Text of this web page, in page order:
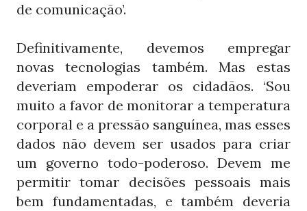
de comunicação’.
Definitivamente, devemos empregar
novas tecnologias também. Mas estas
deveriam empoderar os cidadãos. ‘Sou
muito a favor de monitorar a temperatura
corporal e a pressão sanguínea, mas esses
dados não devem ser usados para criar
um governo todo-poderoso. Devem me
permitir tomar decisões pessoais mais
bem fundamentadas, e também deveria